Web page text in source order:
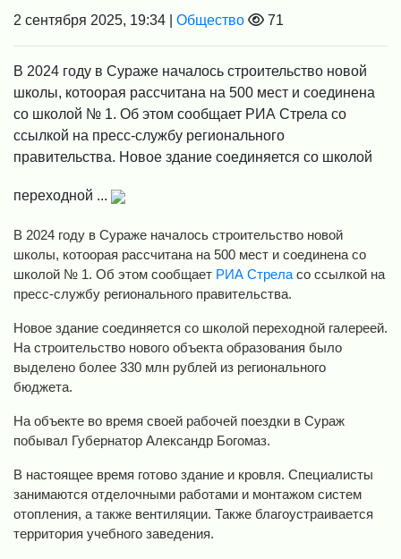
2 сентября 2025, 19:34 | Общество 71
В 2024 году в Сураже началось строительство новой
школы, котоорая рассчитана на 500 мест и соединена
со школой № 1. Об этом сообщает РИА Стрела со
ссылкой на пресс-службу регионального
правительства. Новое здание соединяется со школой
переходной ...
В 2024 году в Сураже началось строительство новой
школы, котоорая рассчитана на 500 мест и соединена со
школой № 1. Об этом сообщает РИА Стрела со ссылкой на
пресс-службу регионального правительства.
Новое здание соединяется со школой переходной галереей.
На строительство нового объекта образования было
выделено более 330 млн рублей из регионального
бюджета.
На объекте во время своей рабочей поездки в Сураж
побывал Губернатор Александр Богомаз.
В настоящее время готово здание и кровля. Специалисты
занимаются отделочными работами и монтажом систем
отопления, а также вентиляции. Также благоустраивается
территория учебного заведения.